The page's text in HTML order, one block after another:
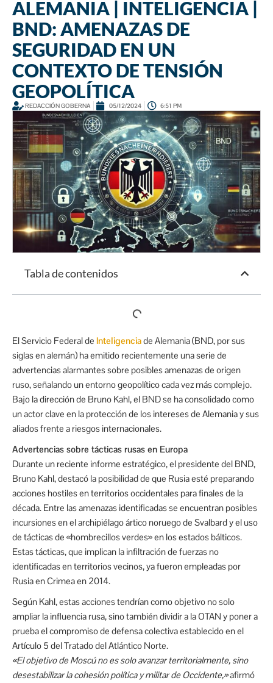
ALEMANIA | INTELIGENCIA |
BND: AMENAZAS DE
SEGURIDAD EN UN
CONTEXTO DE TENSIÓN
GEOPOLÍTICA
REDACCIÓN GOBERNA 05/12/2024 6:51 PM
Tabla de contenidos
El Servicio Federal de Inteligenciade Alemania (BND, por sus
siglas en alemán) ha emitido recientemente una serie de
advertencias alarmantes sobre posibles amenazas de origen
ruso, señalando un entorno geopolítico cada vez más complejo.
Bajo la dirección de Bruno Kahl, el BND se ha consolidado como
un actor clave en la protección de los intereses de Alemania y sus
aliados frente a riesgos internacionales.
Advertencias sobre tácticas rusas en Europa
Durante un reciente informe estratégico, el presidente del BND,
Bruno Kahl, destacó la posibilidad de que Rusia esté preparando
acciones hostiles en territorios occidentales para finales de la
década. Entre las amenazas identificadas se encuentran posibles
incursiones en el archipiélago ártico noruego de Svalbard y el uso
de tácticas de «hombrecillos verdes» en los estados bálticos.
Estas tácticas, que implican la infiltración de fuerzas no
identificadas en territorios vecinos, ya fueron empleadas por
Rusia en Crimea en 2014.
Según Kahl, estas acciones tendrían como objetivo no solo
ampliar la influencia rusa, sino también dividir a la OTAN y poner a
prueba el compromiso de defensa colectiva establecido en el
Artículo 5 del Tratado del Atlántico Norte.
«El objetivo de Moscú no es solo avanzar territorialmente, sino
desestabilizar la cohesión política y militar de Occidente,»afirmó